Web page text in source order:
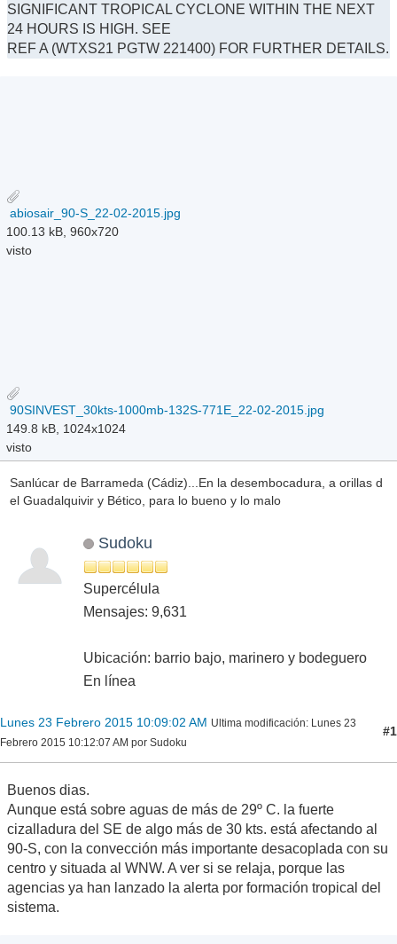
SIGNIFICANT TROPICAL CYCLONE WITHIN THE NEXT
24 HOURS IS HIGH. SEE
REF A (WTXS21 PGTW 221400) FOR FURTHER DETAILS.
abiosair_90-S_22-02-2015.jpg
100.13 kB, 960x720
visto
90SINVEST_30kts-1000mb-132S-771E_22-02-2015.jpg
149.8 kB, 1024x1024
visto
Sanlúcar de Barrameda (Cádiz)...En la desembocadura, a orillas d
el Guadalquivir y Bético, para lo bueno y lo malo
Sudoku
Supercélula
Mensajes: 9,631
Ubicación: barrio bajo, marinero y bodeguero
En línea
Lunes 23 Febrero 2015 10:09:02 AM Ultima modificación: Lunes 23
Febrero 2015 10:12:07 AM por Sudoku
#1
Buenos dias.
Aunque está sobre aguas de más de 29º C. la fuerte
cizalladura del SE de algo más de 30 kts. está afectando al
90-S, con la convección más importante desacoplada con su
centro y situada al WNW. A ver si se relaja, porque las
agencias ya han lanzado la alerta por formación tropical del
sistema.